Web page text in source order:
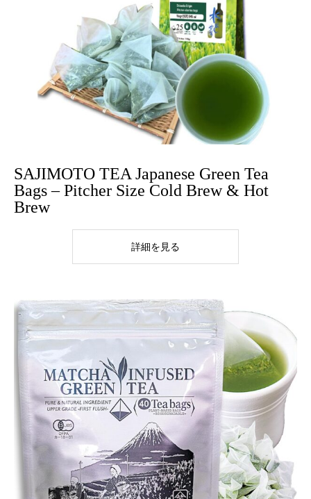
SAJIMOTO TEA Japanese Green Tea
Bags – Pitcher Size Cold Brew & Hot
Brew
詳細を見る